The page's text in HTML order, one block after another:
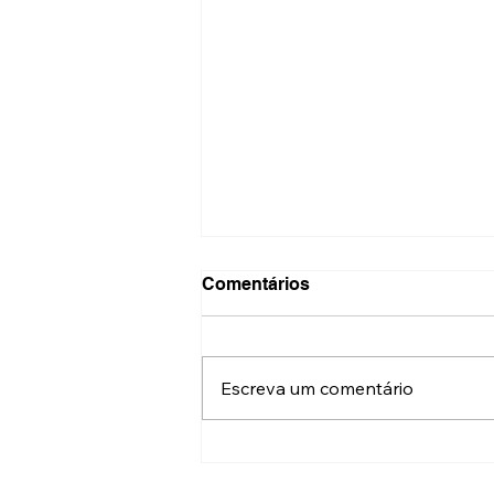
Comentários
Escreva um comentário